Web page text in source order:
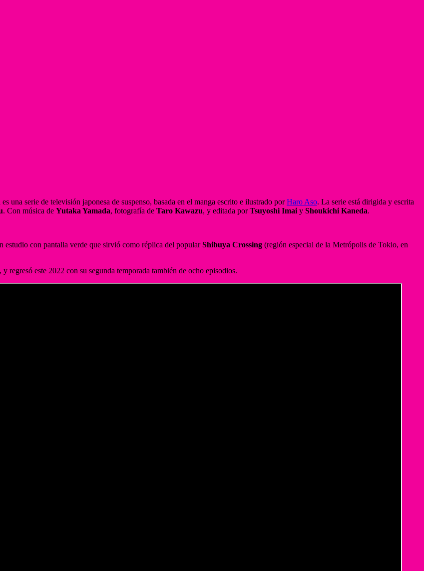
es una serie de televisión japonesa de suspenso, basada en el manga escrito e ilustrado porHaro Aso. La serie está dirigida y escrita
. Con música de Yutaka Yamada, fotografía de Taro Kawazu, y editada porTsuyoshi Imai y Shoukichi Kaneda.
con pantalla verde que sirvió como réplica del popularShibuya Crossing (región especial de la Metrópolis de Tokio, en
regresó este 2022 con su segunda temporada también de ocho episodios.